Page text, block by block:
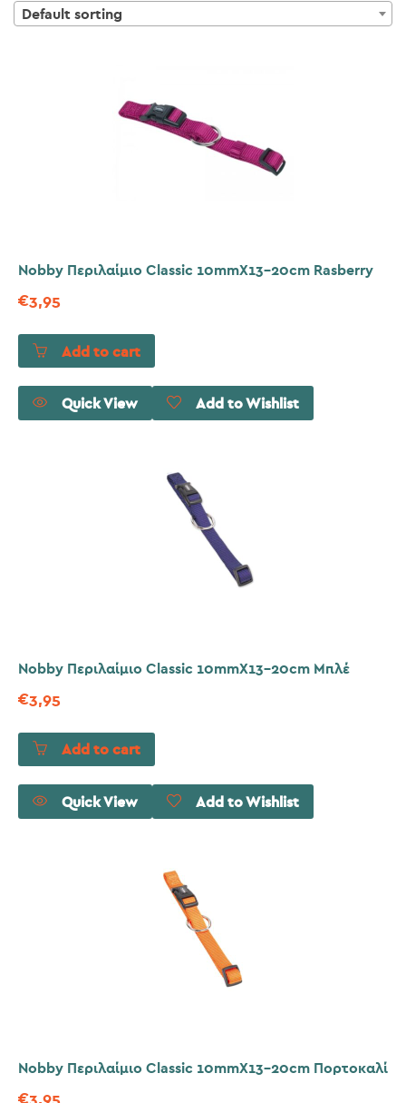
Default sorting
Nobby Περιλαίμιο Classic 10mmX13-20cm Rasberry
€3,95
Add to cart
Quick View Add to Wishlist
Nobby Περιλαίμιο Classic 10mmX13-20cm Μπλέ
€3,95
Add to cart
Quick View Add to Wishlist
Nobby Περιλαίμιο Classic 10mmX13-20cm Πορτοκαλί
€3,95